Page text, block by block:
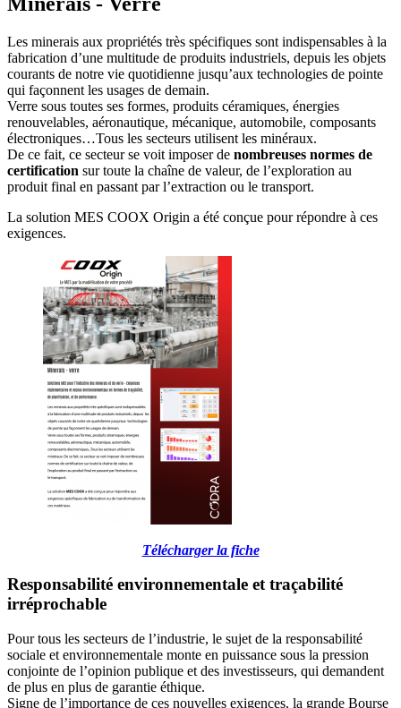
Les minerais aux propriétés très spécifiques sont indispensables à la
fabrication d’une multitude de produits industriels, depuis les objets
courants de notre vie quotidienne jusqu’aux technologies de pointe
qui façonnent les usages de demain.
Verre sous toutes ses formes, produits céramiques, énergies
renouvelables, aéronautique, mécanique, automobile, composants
électroniques…Tous les secteurs utilisent les minéraux.
De ce fait, ce secteur se voit imposer de nombreuses normes de
certification sur toute la chaîne de valeur, de l’exploration au
produit final en passant par l’extraction ou le transport.
La solution MES COOX Origin a été conçue pour répondre à ces
exigences.
Télécharger la fiche
Responsabilité environnementale et traçabilité
irréprochable
Pour tous les secteurs de l’industrie, le sujet de la responsabilité
sociale et environnementale monte en puissance sous la pression
conjointe de l’opinion publique et des investisseurs, qui demandent
de plus en plus de garantie éthique.
Signe de l’importance de ces nouvelles exigences, la grande Bourse